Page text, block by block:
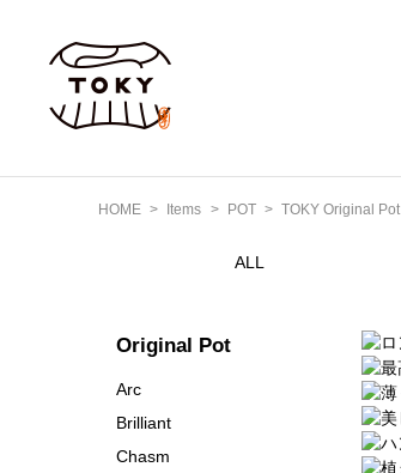
HOME Items POT TOKY Original Pot
ALL
Original Pot
Arc
Brilliant
Chasm